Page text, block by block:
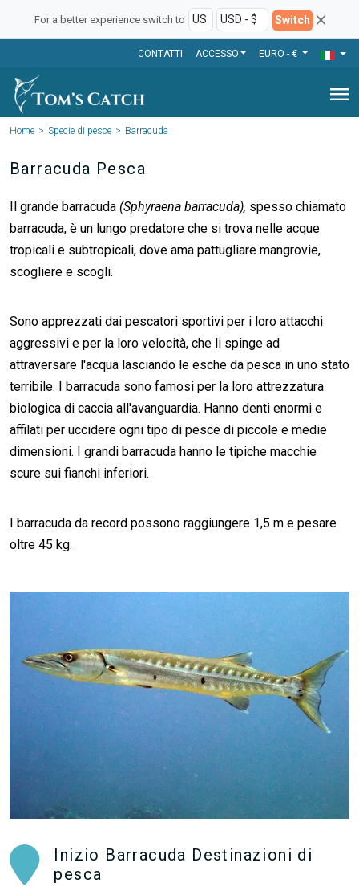
For a better experience switch to Switch
CONTATTI ACCESSO EURO - €
menu
Home Specie di pesce Barracuda
Barracuda Pesca
Il grande barracuda (Sphyraena barracuda), spesso chiamato
barracuda, è un lungo predatore che si trova nelle acque
tropicali e subtropicali, dove ama pattugliare mangrovie,
scogliere e scogli.
Sono apprezzati dai pescatori sportivi per i loro attacchi
aggressivi e per la loro velocità, che li spinge ad
attraversare l'acqua lasciando le esche da pesca in uno stato
terribile. I barracuda sono famosi per la loro attrezzatura
biologica di caccia all'avanguardia. Hanno denti enormi e
affilati per uccidere ogni tipo di pesce di piccole e medie
dimensioni. I grandi barracuda hanno le tipiche macchie
scure sui fianchi inferiori.
I barracuda da record possono raggiungere 1,5 m e pesare
oltre 45 kg.
Inizio Barracuda Destinazioni di
pesca